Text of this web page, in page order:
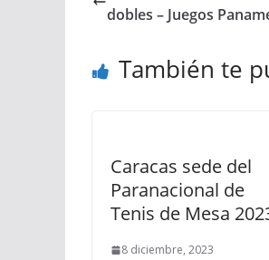
dobles – Juegos
También te
Caracas sede del
Paranacional de
Tenis de Mesa
8 diciembre, 2023